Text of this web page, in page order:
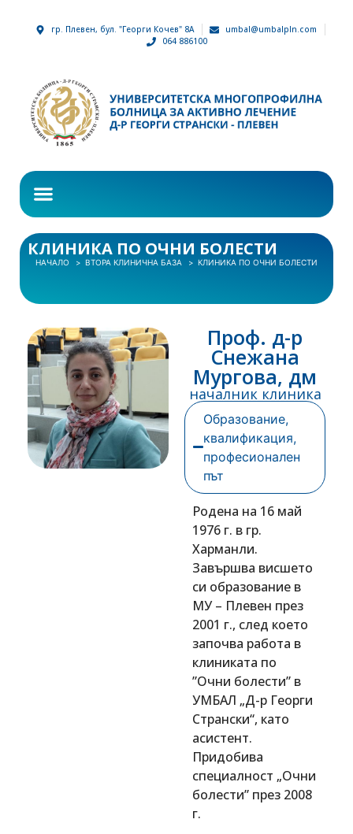
гр. Плевен, бул. "Георги Кочев" 8А
umbal@umbalpln.com
064 886100
КЛИНИКА ПО ОЧНИ БОЛЕСТИ
НАЧАЛО ВТОРА КЛИНИЧНА БАЗА КЛИНИКА ПО ОЧНИ БОЛЕСТИ
Проф. д-р
Снежана
Мургова, дм
началник клиника
Образование,
квалификация,
професионален
път
Родена на 16 май
1976 г. в гр.
Харманли.
Завършва висшето
си образование в
МУ – Плевен през
2001 г., след което
започва работа в
клиниката по
”Очни болести” в
УМБАЛ „Д-р Георги
Странски“, като
асистент.
Придобива
специалност „Очни
болести” през 2008
г.